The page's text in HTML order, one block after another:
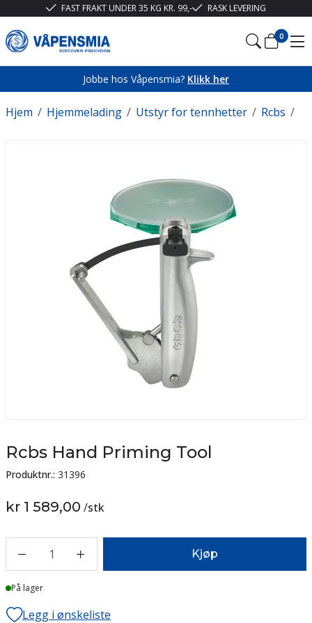
FAST FRAKT UNDER 35 KG KR. 99,- RASK LEVERING
0
Jobbe hos Våpensmia? Klikk her
/
Hjem /
Hjemmelading /
Utstyr for tennhetter /
Rcbs
Rcbs Hand Priming Tool
Produktnr.: 31396
kr 1 589,00 /stk
1 Kjøp
På lager
Legg i ønskeliste